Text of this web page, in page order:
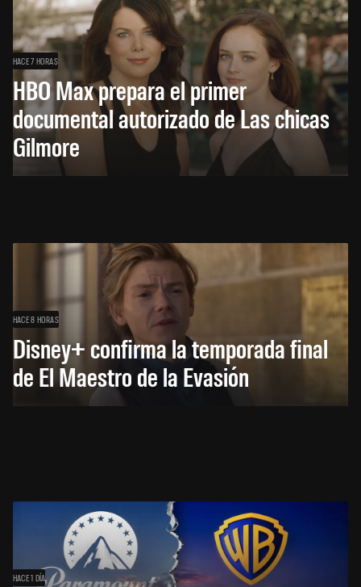
HACE 7 HORAS
HBO Max prepara el primer
documental autorizado de Las chicas
Gilmore
HACE 8 HORAS
Disney+ confirma la temporada final
de El Maestro de la Evasión
HACE 1 DÍA